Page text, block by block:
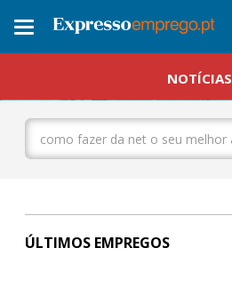
Toggle
NOTÍCIAS
ÚLTIMOS EMPREGOS